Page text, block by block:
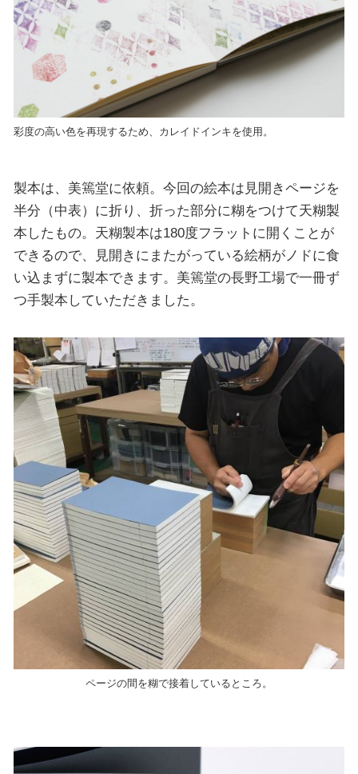
彩度の高い色を再現するため、カレイドインキを使用。
製本は、美篶堂に依頼。今回の絵本は見開きページを
半分（中表）に折り、折った部分に糊をつけて天糊製
本したもの。天糊製本は180度フラットに開くことが
できるので、見開きにまたがっている絵柄がノドに食
い込まずに製本できます。美篶堂の長野工場で一冊ず
つ手製本していただきました。
ページの間を糊で接着しているところ。